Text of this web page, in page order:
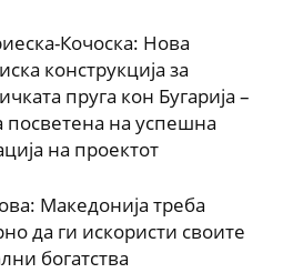
Кочоска: Нова
конструкција за
пруга кон Бугарија –
посветена на успешна
на проектот
Македонија треба
да ги искористи своите
богатства